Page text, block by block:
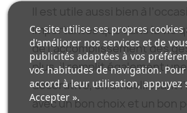
Il est utile aussi bien à
importantes que dans la vie
de l’accomplissement des
plus, il remplit également
décorative, en embellissant
avec un bon choix et un bon
Ce site utilise ses propres
d'améliorer nos services et de
publicités adaptées à vos
vos habitudes de navigation.
accord à leur utilisation, appuyez
Accepter ».